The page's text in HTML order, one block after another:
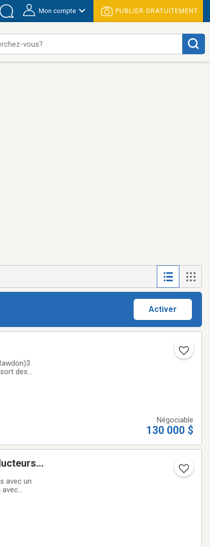
Mon compte PUBLIER GRATUITEMENT
vous?
Activer
des
Négociable
130 000 $
avec un
avec